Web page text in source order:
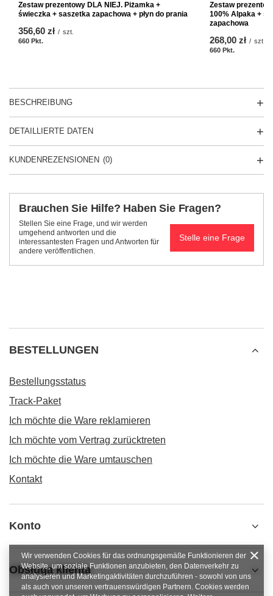
Zestaw prezentowy DLA NIEJ. Piżamka +
świeczka + saszetka zapachowa + płyn do prania
356,60 zł / szt.
660 Pkt.
Zestaw
100% Alpaka +
zapachowa
268,00 zł / szt.
660Pkt.
BESCHREIBUNG
DETAILLIERTE DATEN
KUNDENREZENSIONEN (0)
Brauchen Sie Hilfe? Haben Sie Fragen?
Stellen Sie eine Frage, und wir werden
umgehend antworten und die
interessantesten Fragen und Antworten für
andere veröffentlichen.
Stelle eine Frage
BESTELLUNGEN
Bestellungsstatus
Track-Paket
Ich möchte die Ware reklamieren
Ich möchte vom Vertrag zurücktreten
Ich möchte die Ware umtauschen
Kontakt
Konto
Obsługa klienta
Wir verwenden Cookies für das ordnungsgemäße Funktionieren der
Website, um soziale Funktionen anzubieten, den Datenverkehr zu
analysieren und Marketingaktivitäten durchzuführen - sowohl von uns
als auch von unseren vertrauenswürdigen Partnern. Cookies werden